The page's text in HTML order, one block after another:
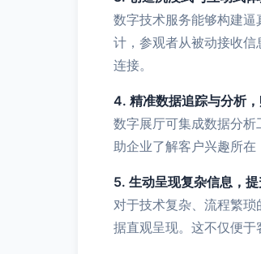
数字技术服务能够构建
计，参观者从被动接收
连接。
4. 精准数据追踪与分析
数字展厅可集成数据分
助企业了解客户兴趣所在
5. 生动呈现复杂信息，
对于技术复杂、流程繁
据直观呈现。这不仅便于